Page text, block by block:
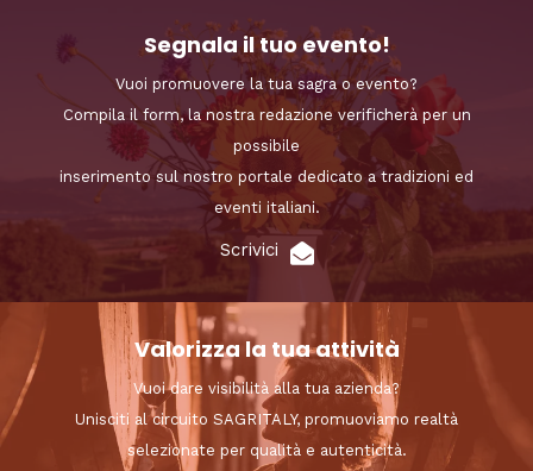
Segnala il tuo evento!
Vuoi promuovere la tua sagra o evento?
Compila il form, la nostra redazione verificherà per un
possibile
inserimento sul nostro portale dedicato a tradizioni ed
eventi italiani.
Scrivici
Valorizza la tua attività
Vuoi dare visibilità alla tua azienda?
Unisciti al circuito SAGRITALY, promuoviamo realtà
selezionate per qualità e autenticità.